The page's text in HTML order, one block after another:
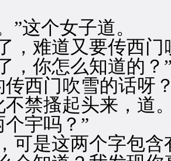
个女子道。
难道又要传西门
你怎么知道的？
门吹雪的话呀
搔起头来，道。
宇吗？”
是这两个字包含